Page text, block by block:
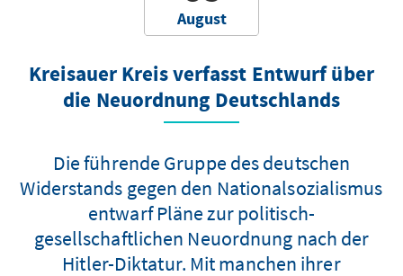
August
Kreisauer Kreis verfasst Entwurf über
die Neuordnung Deutschlands
Die führende Gruppe des deutschen
Widerstands gegen den Nationalsozialismus
entwarf Pläne zur politisch-
gesellschaftlichen Neuordnung nach der
Hitler-Diktatur. Mit manchen ihrer